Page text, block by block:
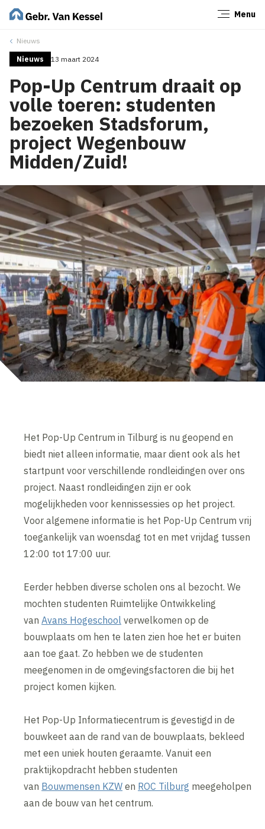
Menu
Nieuws
Nieuws 13 maart 2024
Pop-Up Centrum draait op
volle toeren: studenten
bezoeken Stadsforum,
project Wegenbouw
Midden/Zuid!
Het Pop-Up Centrum in Tilburg is nu geopend en
biedt niet alleen informatie, maar dient ook als het
startpunt voor verschillende rondleidingen over ons
project. Naast rondleidingen zijn er ook
mogelijkheden voor kennissessies op het project.
Voor algemene informatie is het Pop-Up Centrum vrij
toegankelijk van woensdag tot en met vrijdag tussen
12:00 tot 17:00 uur.
Eerder hebben diverse scholen ons al bezocht. We
mochten studenten Ruimtelijke Ontwikkeling
vanAvans Hogeschool verwelkomen op de
bouwplaats om hen te laten zien hoe het er buiten
aan toe gaat. Zo hebben we de studenten
meegenomen in de omgevingsfactoren die bij het
project komen kijken.
Het Pop-Up Informatiecentrum is gevestigd in de
bouwkeet aan de rand van de bouwplaats, bekleed
met een uniek houten geraamte. Vanuit een
praktijkopdracht hebben studenten
van Bouwmensen KZW en ROC Tilburg meegeholpen
aan de bouw van het centrum.
Sluiten